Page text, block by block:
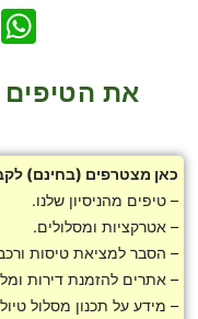
את הטיפים
כאן מצטרפים (בחינם)
– טיפים מהניסיון שלנו.
– אטרקציות ומסלולים.
– הסבר למציאת טיסות
– אתרים להזמנת דירות
– מידע על תכנון מסלול